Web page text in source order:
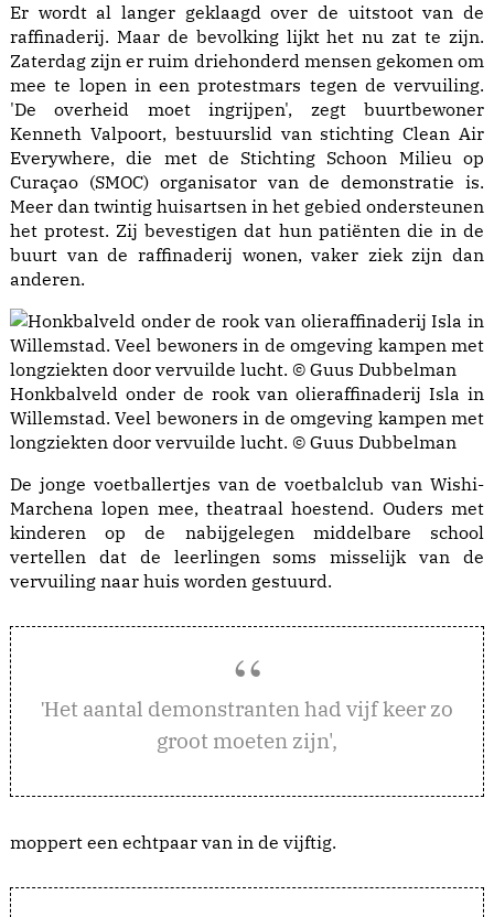
Er wordt al langer geklaagd over de uitstoot van de
raffinaderij. Maar de bevolking lijkt het nu zat te zijn.
Zaterdag zijn er ruim driehonderd mensen gekomen om
mee te lopen in een protestmars tegen de vervuiling.
'De overheid moet ingrijpen', zegt buurtbewoner
Kenneth Valpoort, bestuurslid van stichting Clean Air
Everywhere, die met de Stichting Schoon Milieu op
Curaçao (SMOC) organisator van de demonstratie is.
Meer dan twintig huisartsen in het gebied ondersteunen
het protest. Zij bevestigen dat hun patiënten die in de
buurt van de raffinaderij wonen, vaker ziek zijn dan
anderen.
Honkbalveld onder de rook van olieraffinaderij Isla in
Willemstad. Veel bewoners in de omgeving kampen met
longziekten door vervuilde lucht. © Guus Dubbelman
De jonge voetballertjes van de voetbalclub van Wishi-
Marchena lopen mee, theatraal hoestend. Ouders met
kinderen op de nabijgelegen middelbare school
vertellen dat de leerlingen soms misselijk van de
vervuiling naar huis worden gestuurd.
'Het aantal demonstranten had vijf keer zo
groot moeten zijn',
moppert een echtpaar van in de vijftig.